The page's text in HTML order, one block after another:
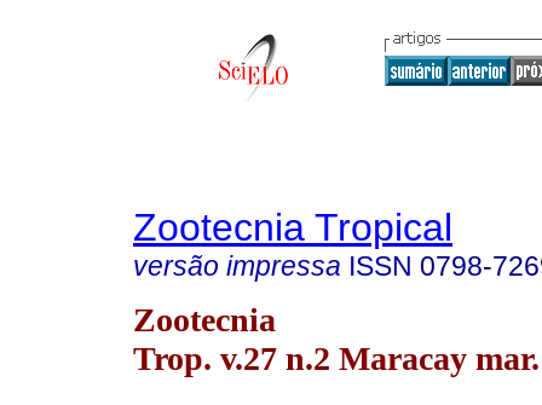
Zootecnia Tropical
versão impressa ISSN 0798-
Zootecnia
Trop. v.27 n.2 Maracay